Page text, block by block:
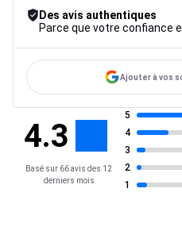
Des avis authentiques
Ajouter à vos
4.3
Basé sur 66 avis des 12
derniers mois
5
4
3
2
1